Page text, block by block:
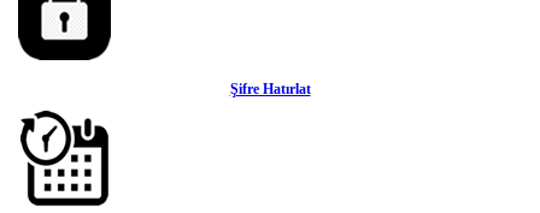
Şifre Hatırlat